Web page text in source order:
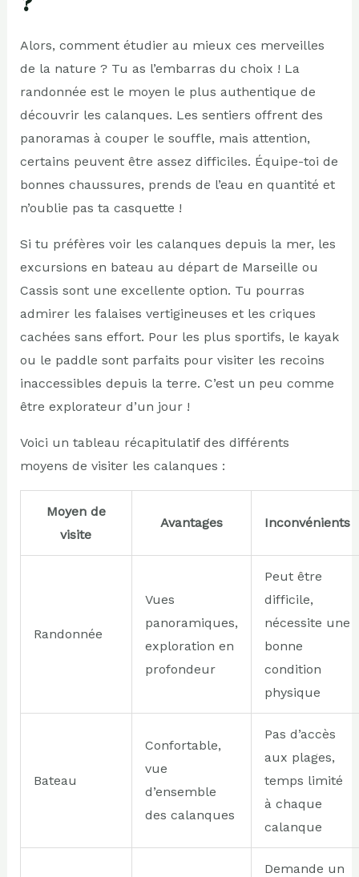
Alors, comment étudier au mieux ces merveilles
de la nature ? Tu as l’embarras du choix ! La
randonnée est le moyen le plus authentique de
découvrir les calanques. Les sentiers offrent des
panoramas à couper le souffle, mais attention,
certains peuvent être assez difficiles. Équipe-toi de
bonnes chaussures, prends de l’eau en quantité et
n’oublie pas ta casquette !
Si tu préfères voir les calanques depuis la mer, les
excursions en bateau au départ de Marseille ou
Cassis sont une excellente option. Tu pourras
admirer les falaises vertigineuses et les criques
cachées sans effort. Pour les plus sportifs, le kayak
ou le paddle sont parfaits pour visiter les recoins
inaccessibles depuis la terre. C’est un peu comme
être explorateur d’un jour !
Voici un tableau récapitulatif des différents
moyens de visiter les calanques :
Moyen de
visite
Avantages Inconvénients
Randonnée
Vues
panoramiques,
exploration en
profondeur
Peut être
difficile,
nécessite une
bonne
condition
physique
Bateau
Confortable,
vue
d’ensemble
des calanques
Pas d’accès
aux plages,
temps limité
à chaque
calanque
Demande un